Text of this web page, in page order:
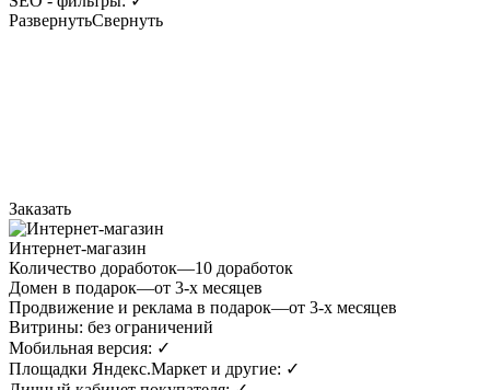
РазвернутьСвернуть
Заказать
Интернет-магазин
Количество доработок—10 доработок
Домен в подарок—от 3-х месяцев
Продвижение и реклама в подарок—от 3-х месяцев
Витрины: без ограничений
Мобильная версия: ✓
Площадки Яндекс.Маркет и другие: ✓